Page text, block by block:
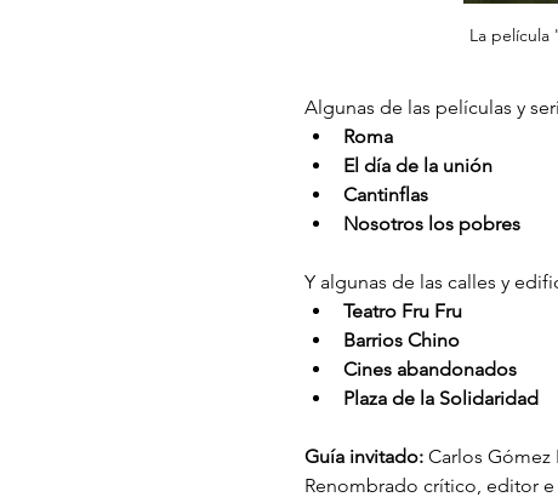
La
Algunas de las películas y
Roma
El día de la unión
Cantinflas
Nosotros los pobres
Y algunas de las calles y
Teatro Fru Fru
Barrios Chino
Cines abandonados
Plaza de la Solidaridad
Guía invitado: Carlos Gómez
Renombrado crítico, editor